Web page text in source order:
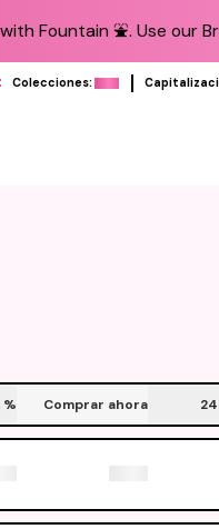
Fountain ⛲️. Use our
Colecciones:
% Comprar ahora